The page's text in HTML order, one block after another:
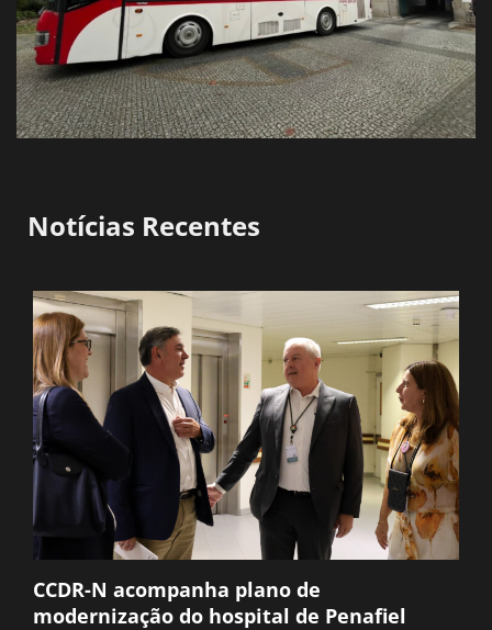
Notícias Recentes
CCDR-N acompanha plano de
modernização do hospital de Penafiel